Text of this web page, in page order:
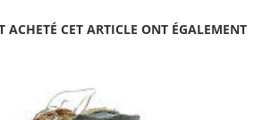
ACHETÉ CET ARTICLE ONT ÉGALEMENT